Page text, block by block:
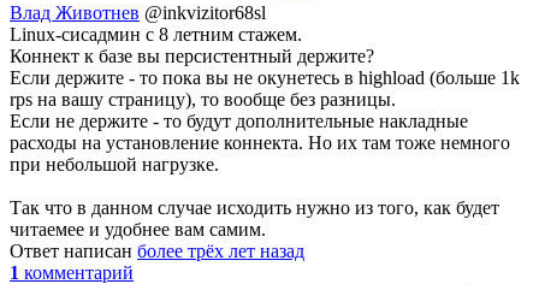
Влад Животнев @inkvizitor68sl
Linux-сисадмин с 8 летним стажем.
Коннект к базе вы персистентный держите?
Если держите - то пока вы не окунетесь в highload (больше 1k
rps на вашу страницу), то вообще без разницы.
Если не держите - то будут дополнительные накладные
расходы на установление коннекта. Но их там тоже немного
при небольшой нагрузке.
Так что в данном случае исходить нужно из того, как будет
читаемее и удобнее вам самим.
Ответ написан более трёх лет назад
1 комментарий